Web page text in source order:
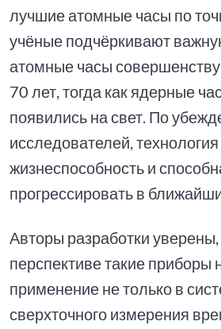
лучшие атомные часы по
учёные подчёркивают
атомные часы
70 лет, тогда как ядерные
появились на свет. По
исследователей,
жизнеспособность и
прогрессировать в
Авторы разработки уверены,
перспективе такие приборы
применение не только в
сверхточного измерения